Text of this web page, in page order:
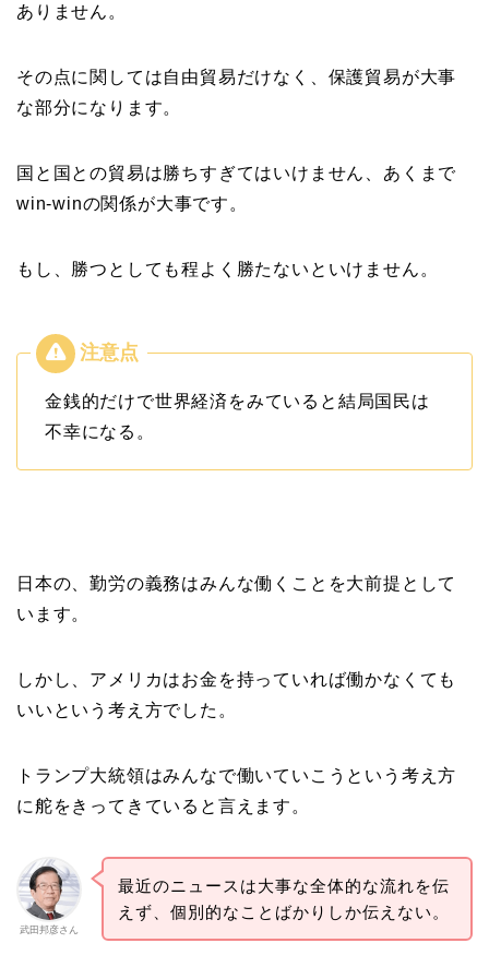
ありません。
その点に関しては自由貿易だけなく、保護貿易が大事
な部分になります。
国と国との貿易は勝ちすぎてはいけません、あくまで
win-winの関係が大事です。
もし、勝つとしても程よく勝たないといけません。
金銭的だけで世界経済をみていると結局国民は
不幸になる。
日本の、勤労の義務はみんな働くことを大前提として
います。
しかし、アメリカはお金を持っていれば働かなくても
いいという考え方でした。
トランプ大統領はみんなで働いていこうという考え方
に舵をきってきていると言えます。
武田邦彦さん
最近のニュースは大事な全体的な流れを伝
えず、個別的なことばかりしか伝えない。